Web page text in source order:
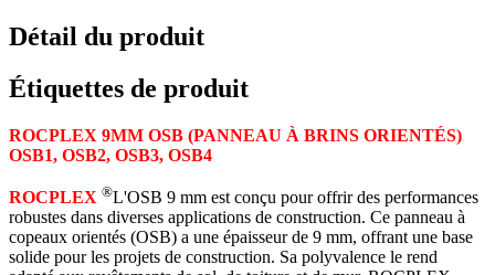
Détail du produit
Étiquettes de produit
ROCPLEX 9MM OSB (PANNEAU À BRINS ORIENTÉS)
OSB1, OSB2, OSB3, OSB4
ROCPLEX ®L'OSB 9 mm est conçu pour offrir des performances
robustes dans diverses applications de construction. Ce panneau à
copeaux orientés (OSB) a une épaisseur de 9 mm, offrant une base
solide pour les projets de construction. Sa polyvalence le rend